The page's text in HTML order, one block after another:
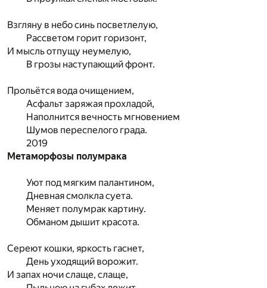
Взгляну в небо синь посветлелую,
Рассветом горит горизонт,
И мысль отпущу неумелую,
В грозы наступающий фронт.
Прольётся вода очищением,
Асфальт заряжая прохладой,
Наполнится вечность мгновением
Шумов переспелого града.
2019
Метаморфозы полумрака
Уют под мягким палантином,
Дневная смолкла суета.
Меняет полумрак картину.
Обманом дышит красота.
Сереют кошки, яркость гаснет,
День уходящий ворожит.
И запах ночи слаще, слаще,